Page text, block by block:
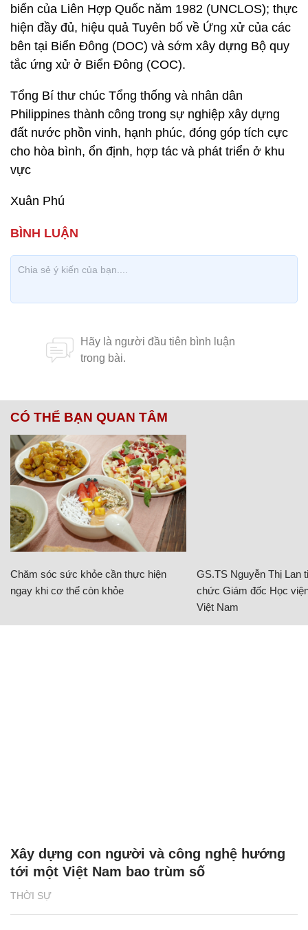
biển của Liên Hợp Quốc năm 1982 (UNCLOS); thực
hiện đầy đủ, hiệu quả Tuyên bố về Ứng xử của các
bên tại Biển Đông (DOC) và sớm xây dựng Bộ quy
tắc ứng xử ở Biển Đông (COC).
Tổng Bí thư chúc Tổng thống và nhân dân
Philippines thành công trong sự nghiệp xây dựng
đất nước phồn vinh, hạnh phúc, đóng góp tích cực
cho hòa bình, ổn định, hợp tác và phát triển ở khu
vực
Xuân Phú
CÓ THỂ BẠN QUAN TÂM
Chăm sóc sức khỏe cần thực hiện
ngay khi cơ thể còn khỏe
GS.TS Nguyễn Thị Lan
chức Giám đốc Học
Việt Nam
THỜI SỰ
Xây dựng con người và công nghệ hướng
tới một Việt Nam bao trùm số